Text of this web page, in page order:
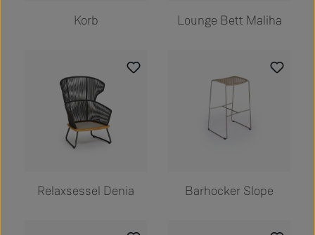
Korb Lounge Bett Maliha
Relaxsessel Denia Barhocker Slope